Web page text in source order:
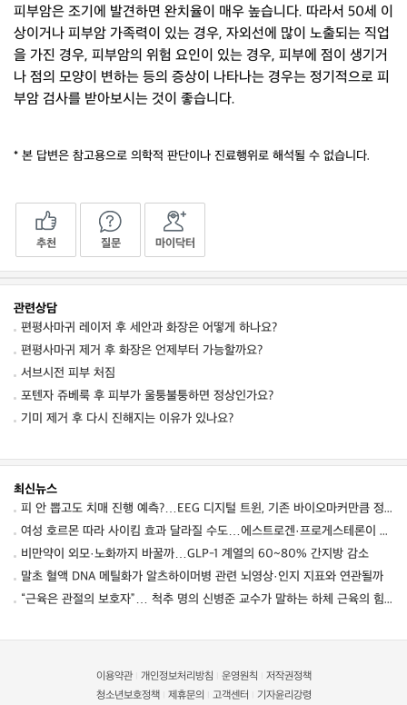
피부암은 조기에 발견하면 완치율이 매우 높습니다. 따라서 50세 이
상이거나 피부암 가족력이 있는 경우, 자외선에 많이 노출되는 직업
을 가진 경우, 피부암의 위험 요인이 있는 경우, 피부에 점이 생기거
나 점의 모양이 변하는 등의 증상이 나타나는 경우는 정기적으로 피
부암 검사를 받아보시는 것이 좋습니다.
* 본 답변은 참고용으로 의학적 판단이나 진료행위로 해석될 수 없습니다.
추천 질문 마이닥터
관련상담
편평사마귀 레이저 후 세안과 화장은 어떻게 하나요?
편평사마귀 제거 후 화장은 언제부터 가능할까요?
서브시전 피부 처짐
포텐자 쥬베룩 후 피부가 울퉁불퉁하면 정상인가요?
기미 제거 후 다시 진해지는 이유가 있나요?
최신뉴스
피 안 뽑고도 치매 진행 예측?…EEG 디지털 트윈, 기존 바이오마커만큼 정확했다
여성 호르몬 따라 사이킴 효과 달라질 수도…에스트로겐·프로게스테론이 약효·부작용 변동에 관여할 가능성
비만약이 외모·노화까지 바꿀까…GLP-1 계열의 60~80% 간지방 감소
말초 혈액 DNA 메틸화가 알츠하이머병 관련 뇌영상·인지 지표와 연관될까
“근육은 관절의 보호자”… 척추 명의 신병준 교수가 말하는 하체 근육의 힘 [평생운동연구소]
이용약관 개인정보처리방침 운영원칙
저작권정책
청소년보호정책
제휴문의 고객센터 기자윤리강령